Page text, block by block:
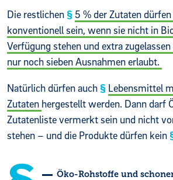
Die restlichen
5 % der Zutaten
konventionell sein, wenn sie nicht in
Verfügung stehen und extra
nur noch sieben Ausnahmen erlaubt.
Natürlich dürfen auch
Lebensmittel
Zutaten hergestellt werden. Dann darf
Zutatenliste vermerkt sein und nicht
stehen – und die Produkte dürfen kein
Öko-Rohstoffe und